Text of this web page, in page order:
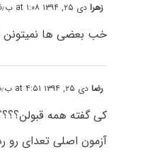
زهرادی ۲۵, ۱۳۹۴ at ۱:۰۸ ب٫ظ
خب بعضی ها نمیتونن
رضادی ۲۵, ۱۳۹۴ at ۴:۵۱ ب٫ظ
کی گفته همه
آزمون اصلی تعدای رو